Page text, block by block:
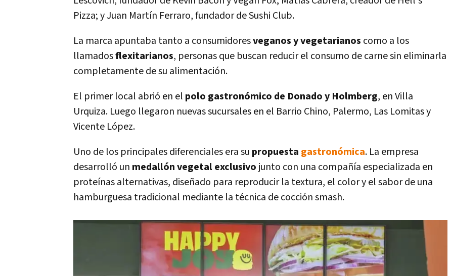
Pizza; y Juan Martín Ferraro, fundador de Sushi Club.
La marca apuntaba tanto a consumidoresveganos y vegetarianos como a los
llamadosflexitarianos, personas que buscan reducir el consumo de carne sin eliminarla
completamente de su alimentación.
El primer local abrió en el polo gastronómico de Donado y Holmberg, en Villa
Urquiza. Luego llegaron nuevas sucursales en el Barrio Chino, Palermo, Las Lomitas y
Vicente López.
Uno de los principales diferenciales era su propuesta gastronómica. La empresa
desarrolló un medallón vegetal exclusivo junto con una compañía especializada en
proteínas alternativas, diseñado para reproducir la textura, el color y el sabor de una
hamburguesa tradicional mediante la técnica de cocción smash.